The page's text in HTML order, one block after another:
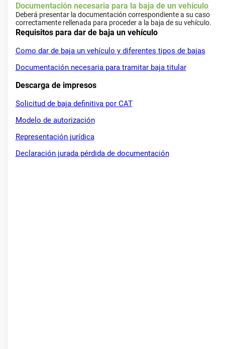
Documentación necesaria para la baja de un vehículo
Deberá presentar la documentación correspondiente a su caso
correctamente rellenada para proceder a la baja de su vehículo.
Requisitos para dar de baja un vehículo
Como dar de baja un vehículo y diferentes tipos de bajas
Documentación necesaria para tramitar baja titular
Descarga de impresos
Solicitud de baja definitiva por CAT
Modelo de autorización
Representación jurídica
Declaración jurada pérdida de documentación